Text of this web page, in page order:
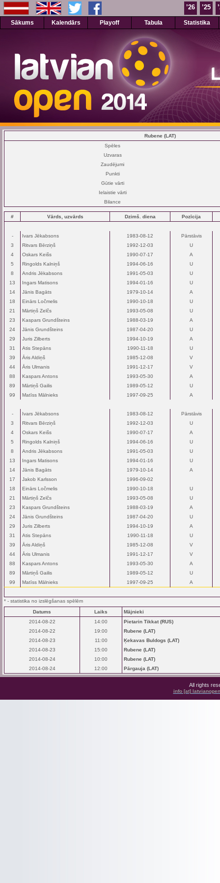
’25
’26
Sākums Kalendārs Playoff Tabula Statistika
Rubene (LAT)
Spēles
Uzvaras
Zaudējumi
Punkti
Gūtie vārti
Ielaistie vārti
Bilance
# Vārds, uzvārds Dzimš. diena Pozīcija
- Ivars Jēkabsons 1983-08-12
Pārstāvis
3
Ritvars Bērziņš 1992-12-03
U
4
Oskars Keišs 1990-07-17
A
5
Ringolds Kalniņš 1994-06-16
U
8
Andris Jēkabsons 1991-05-03
U
13
Ingars Matisons 1994-01-16
U
14
Jānis Bagāts 1979-10-14
A
18
Einārs Ločmelis 1990-10-18
U
21
Mārtiņš Zelčs 1993-05-08
U
23
Kaspars Grundšteins 1988-03-19
A
24
Jānis Grundšteins 1987-04-20
U
29
Juris Zilberts 1994-10-19
A
31
Atis Stepāns 1990-11-18
U
39
Āris Aldiņš 1985-12-08
V
44
Āris Ulmanis 1991-12-17
V
88
Kaspars Antons 1993-05-30
A
89
Mārtiņš Gailis 1989-05-12
U
99
Matīss Mālnieks 1997-09-25 A
- Ivars Jēkabsons 1983-08-12
Pārstāvis
3
Ritvars Bērziņš 1992-12-03
U
4
Oskars Keišs 1990-07-17
A
5
Ringolds Kalniņš 1994-06-16
U
8
Andris Jēkabsons 1991-05-03
U
13
Ingars Matisons 1994-01-16
U
14
Jānis Bagāts 1979-10-14
A
17
Jakob Karlsson
1996-09-02
18
Einārs Ločmelis 1990-10-18
U
21
Mārtiņš Zelčs 1993-05-08
U
23
Kaspars Grundšteins 1988-03-19
A
24
Jānis Grundšteins 1987-04-20
U
29
Juris Zilberts 1994-10-19
A
31
Atis Stepāns 1990-11-18
U
39
Āris Aldiņš 1985-12-08
V
44
Āris Ulmanis 1991-12-17
V
88
Kaspars Antons 1993-05-30
A
89
Mārtiņš Gailis 1989-05-12
U
99
Matīss Mālnieks 1997-09-25 A
* - statistika no izslēgšanas spēlēm
Datums
Laiks
Mājnieki
2014-08-22
14:00
Pietarin Tikkat (RUS)
2014-08-22
19:00
Rubene (LAT)
2014-08-23
11:00
Ķekavas Buldogs (LAT)
2014-08-23
15:00
Rubene (LAT)
2014-08-24
10:00
Rubene (LAT)
2014-08-24
12:00 Pārgauja (LAT)
All rights
info [at]